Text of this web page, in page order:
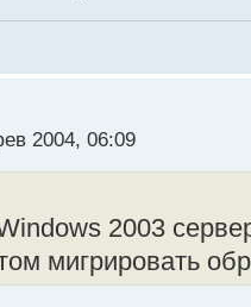
2004, 06:09
2003
мигрировать